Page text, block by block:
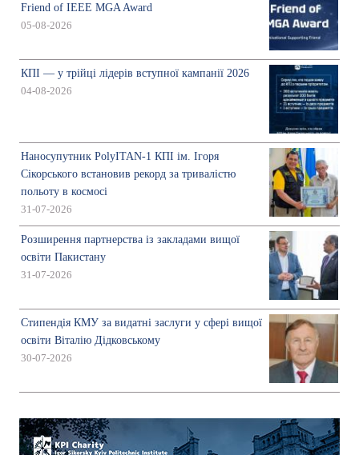
Friend of IEEE MGA Award
05-08-2026
КПІ — у трійці лідерів вступної кампанії 2026
04-08-2026
Наносупутник PolyITAN-1 КПІ ім. Ігоря
Сікорського встановив рекорд за тривалістю
польоту в космосі
31-07-2026
Розширення партнерства із закладами вищої
освіти Пакистану
31-07-2026
Стипендія КМУ за видатні заслуги у сфері вищої
освіти Віталію Дідковському
30-07-2026